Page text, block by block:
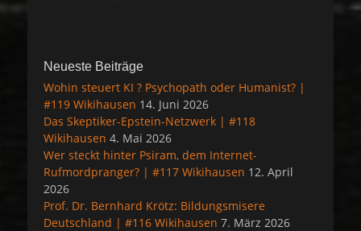
Neueste Beiträge
Wohin steuert KI ? Psychopath oder Humanist? |
#119 Wikihausen 14. Juni 2026
Das Skeptiker-Epstein-Netzwerk | #118
Wikihausen 4. Mai 2026
Wer steckt hinter Psiram, dem Internet-
Rufmordpranger? | #117 Wikihausen 12. April
2026
Prof. Dr. Bernhard Krötz: Bildungsmisere
Deutschland | #116 Wikihausen 7. März 2026